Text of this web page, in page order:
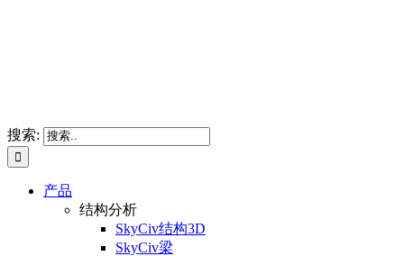
搜索:
产品
结构分析
SkyCiv结构3D
SkyCiv梁